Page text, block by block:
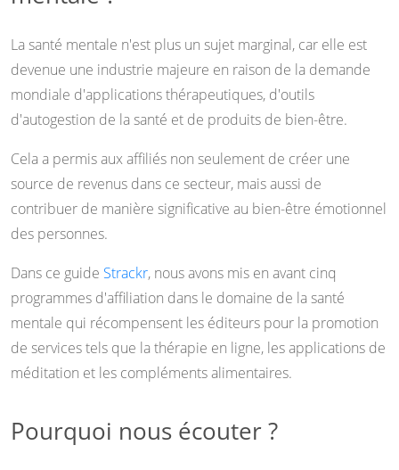
La santé mentale n'est plus un sujet marginal, car elle est
devenue une industrie majeure en raison de la demande
mondiale d'applications thérapeutiques, d'outils
d'autogestion de la santé et de produits de bien-être.
Cela a permis aux affiliés non seulement de créer une
source de revenus dans ce secteur, mais aussi de
contribuer de manière significative au bien-être émotionnel
des personnes.
Dans ce guide Strackr, nous avons mis en avant cinq
programmes d'affiliation dans le domaine de la santé
mentale qui récompensent les éditeurs pour la promotion
de services tels que la thérapie en ligne, les applications de
méditation et les compléments alimentaires.
Pourquoi nous écouter ?